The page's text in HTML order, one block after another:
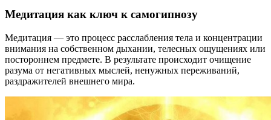
Медитация как ключ к самогипнозу
Медитация — это процесс расслабления тела и концентрации
внимания на собственном дыхании, телесных ощущениях или
постороннем предмете. В результате происходит очищение
разума от негативных мыслей, ненужных переживаний,
раздражителей внешнего мира.